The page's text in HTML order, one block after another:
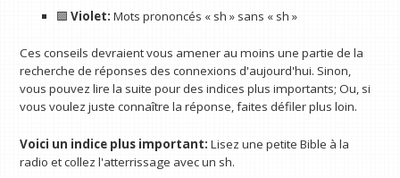
🟪 Violet: Mots prononcés « sh » sans « sh »
Ces conseils devraient vous amener au moins une partie de la
recherche de réponses des connexions d'aujourd'hui. Sinon,
vous pouvez lire la suite pour des indices plus importants; Ou, si
vous voulez juste connaître la réponse, faites défiler plus loin.
Voici un indice plus important:Lisez une petite Bible à la
radio et collez l'atterrissage avec un sh.